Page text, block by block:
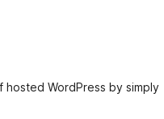
WordPress by simply